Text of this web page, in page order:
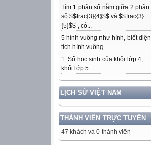
Tìm 1 phân số nằm giữa 2 phân
số $$frac{3}{4}$$ và $$frac{3}
{5}$$ , có...
5 hình vuông như hình, biết diện
tích hình vuông...
1. Số học sinh của khối lớp 4,
khối lớp 5...
LỊCH SỬ VIỆT NAM
THÀNH VIÊN TRỰC TUYẾN
47 khách và 0 thành viên